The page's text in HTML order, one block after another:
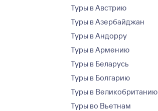
Туры в Австрию
Туры в Азербайджан
Туры в Андорру
Туры в Армению
Туры в Беларусь
Туры в Болгарию
Туры в Великобританию
Туры во Вьетнам